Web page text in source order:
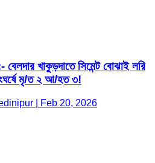
খাকুড়দাতে সিমেন্ট বোঝাই লরি
মৃ/ত ২ আ/হত ৩!
| Feb 20, 2026